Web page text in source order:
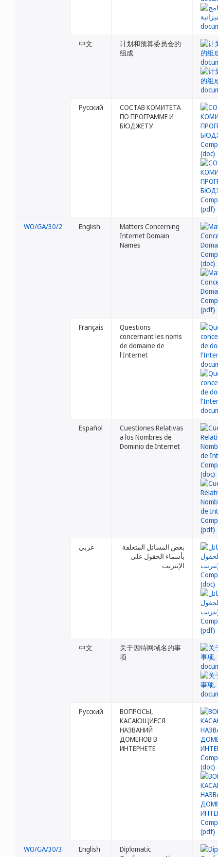
中文
计划和预算委员会的
组成
Русский
СОСТАВ КОМИТЕТА
ПО ПРОГРАММЕ И
БЮДЖЕТУ
WO/GA/30/2 English
Matters Concerning
Internet Domain
Names
Français
Questions
concernant les noms
de domaine de
l'Internet
Español
Cuestiones Relativas
a los Nombres de
Dominio de Internet
عربي
بعض المسائل المتعلقة
بأسماء الحقول على
الإنترنت
中文
关于因特网域名的事
项
Русский
ВОПРОСЫ,
КАСАЮЩИЕСЯ
НАЗВАНИЙ
ДОМЕНОВ В
ИНТЕРНЕТЕ
WO/GA/30/3 English
Diplomatic